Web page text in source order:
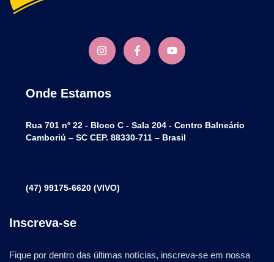
Onde Estamos
Rua 701 nº 22 - Bloco C - Sala 204 - Centro Balneário
Camboriú – SC CEP. 88330-711 – Brasil
(47) 99175-6620 (VIVO)
Inscreva-se
Fique por dentro das últimas notícias, inscreva-se em nossa